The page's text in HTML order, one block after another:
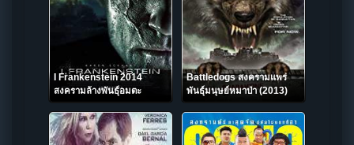
I Frankenstein 2014
สงครามล้างพันธุ์อมตะ
Battledogs สงครามแพร่
พันธุ์มนุษย์หมาป่า (2013)